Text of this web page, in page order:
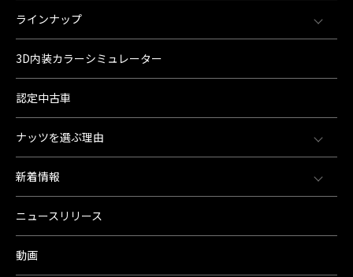
ラインナップ
3D内装カラーシミュレーター
認定中古車
ナッツを選ぶ理由
新着情報
ニュースリリース
動画